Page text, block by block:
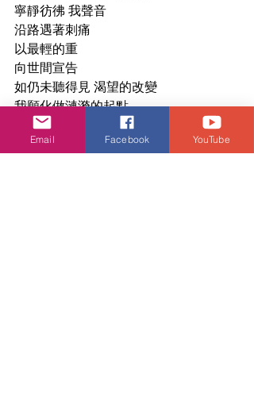
寧靜彷彿 我聲音
沿路遇著刺痛
以最輕的重
向世間宣告
如仍未聽得見 渴望的改變
我願化做漣漪的起點
夜幕過靜
靜默道謝了恐懼
Email Facebook YouTube